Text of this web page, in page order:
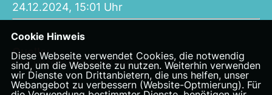
24.12.2024, 15:01 Uhr
Quelle:
CDU Kreisverband Diepholz
Cookie Hinweis
Diese Webseite verwendet Cookies, die notwendig
sind, um die Webseite zu nutzen. Weiterhin verwenden
wir Dienste von Drittanbietern, die uns helfen, unser
Webangebot zu verbessern (Website-Optmierung). Für